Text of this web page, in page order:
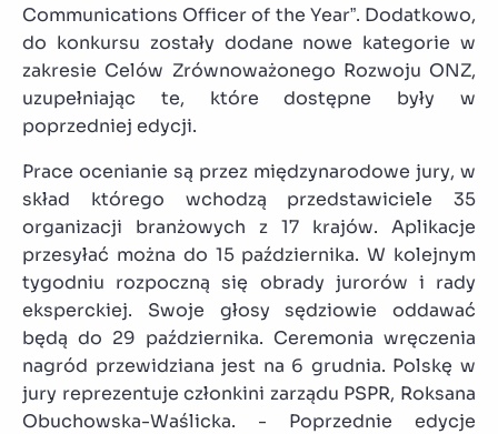
Communications Officer of the Year”. Dodatkowo,
do konkursu zostały dodane nowe kategorie w
zakresie Celów Zrównoważonego Rozwoju ONZ,
uzupełniając te, które dostępne były w
poprzedniej edycji.
Prace ocenianie są przez międzynarodowe jury, w
skład którego wchodzą przedstawiciele 35
organizacji branżowych z 17 krajów. Aplikacje
przesyłać można do 15 października. W kolejnym
tygodniu rozpoczną się obrady jurorów i rady
eksperckiej. Swoje głosy sędziowie oddawać
będą do 29 października. Ceremonia wręczenia
nagród przewidziana jest na 6 grudnia. Polskę w
jury reprezentuje członkini zarządu PSPR, Roksana
Obuchowska-Waślicka. - Poprzednie edycje